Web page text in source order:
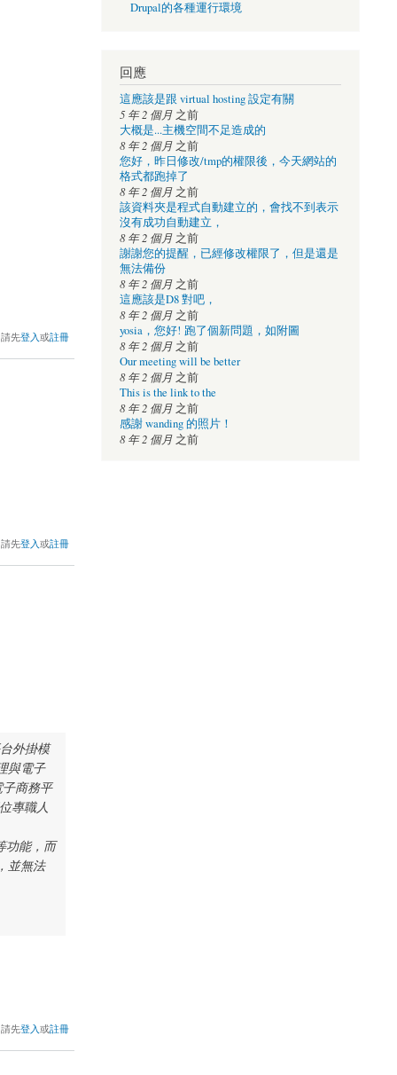
先登入或註冊
先登入或註冊
外掛模
與電子
商務平
專職人
功能，而
並無法
先登入或註冊
Drupal的各種運行環境
回應
這應該是跟 virtual hosting 設定有關
5 年 2 個月之前
大概是...主機空間不足造成的
8 年 2 個月之前
您好，昨日修改/tmp的權限後，今天網站的
格式都跑掉了
8 年 2 個月之前
該資料夾是程式自動建立的，會找不到表示
沒有成功自動建立，
8 年 2 個月之前
謝謝您的提醒，已經修改權限了，但是還是
無法備份
8 年 2 個月之前
這應該是D8 對吧，
8 年 2 個月之前
yosia，您好! 跑了個新問題，如附圖
8 年 2 個月之前
Our meeting will be better
8 年 2 個月之前
This is the link to the
8 年 2 個月之前
感謝 wanding 的照片！
8 年 2 個月之前